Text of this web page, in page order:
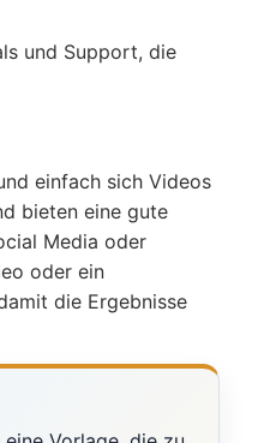
und Support, die
einfach sich Videos
bieten eine gute
Media oder
oder ein
die Ergebnisse